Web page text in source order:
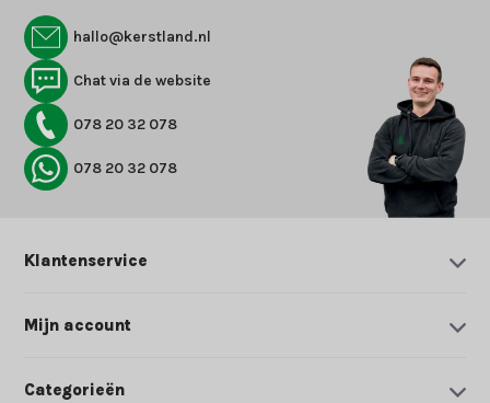
hallo@kerstland.nl
Chat via de website
078 20 32 078
078 20 32 078
Klantenservice
Mijn account
Categorieën